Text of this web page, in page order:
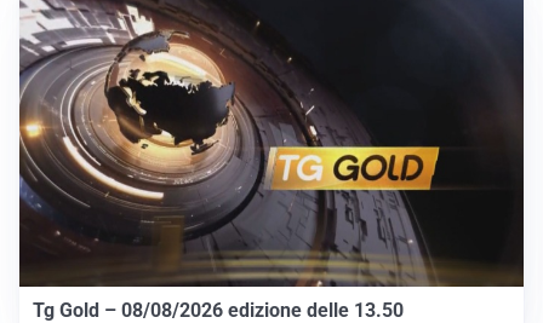
Tg Gold – 08/08/2026 edizione delle 13.50